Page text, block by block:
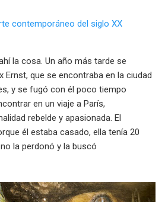
contemporáneo del siglo XX
la cosa. Un año más tarde se
Ernst, que se encontraba en la ciudad
y se fugó con él poco tiempo
en un viaje a París,
rebelde y apasionada. El
él estaba casado, ella tenía 20
la perdonó y la buscó